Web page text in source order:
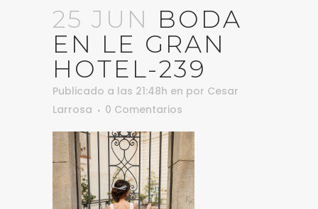
25 JUN BODA
EN LE GRAN
HOTEL-239
Publicado a las 21:48h en por Cesar
Larrosa
0 Comentarios